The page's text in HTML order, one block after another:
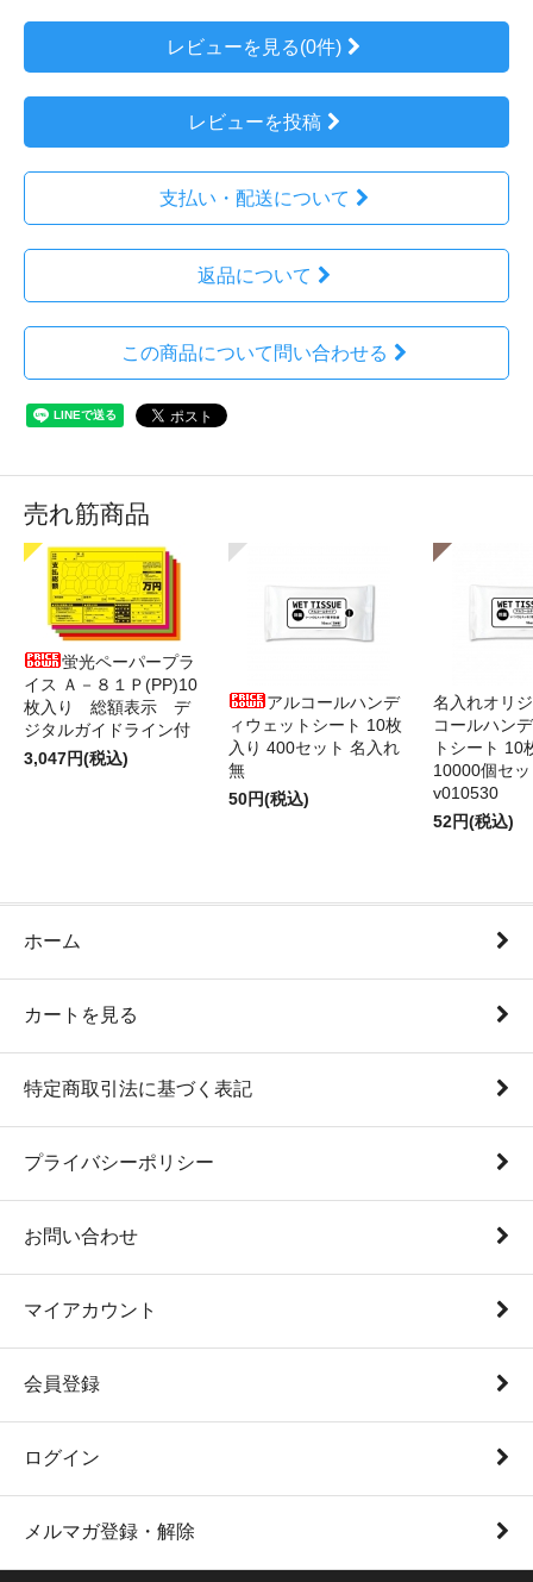
レビューを見る(0件)
レビューを投稿
支払い・配送について
返品について
この商品について問い合わせる
売れ筋商品
蛍光ペーパープラ
イス Ａ－８１Ｐ(PP)10
枚入り 総額表示 デ
ジタルガイドライン付
3,047円(税込)
アルコールハンデ
ィウェットシート 10枚
入り 400セット 名入れ
無
50円(税込)
名入れオリ
コールハン
トシート 10
10000個セ
v010530
52円(税込)
ホーム
カートを見る
特定商取引法に基づく表記
プライバシーポリシー
お問い合わせ
マイアカウント
会員登録
ログイン
メルマガ登録・解除